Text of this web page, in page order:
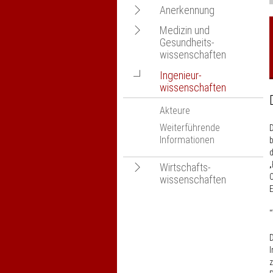
Anerkennung
Navigation
öffnen
Akteure
Weiterführende
Medizin und
Gesundheits-
wissenschaften
Navigation
öffnen
Akteure
Weiterführende
Informationen
Ingenieur­
wissenschaften
Navigation
öffnen
Akteure
Weiterführende
Informationen
Wirtschafts-
wissenschaften
Navigation
öffnen